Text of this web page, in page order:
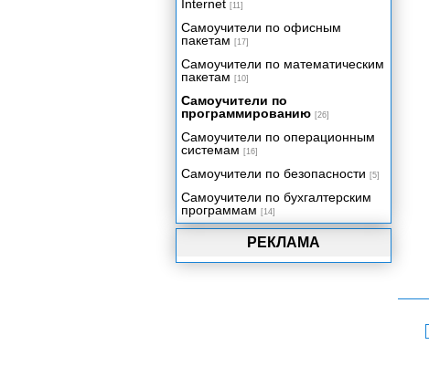
РЕКЛАМА
Трехмерная графика реального
времени
Видеопрезентация
Internet [11]
Самоучители по офисным
пакетам [17]
Самоучители по математическим
пакетам [10]
Самоучители по
программированию [26]
Самоучители по операционным
системам [16]
Самоучители по безопасности [5]
Самоучители по бухгалтерским
программам [14]